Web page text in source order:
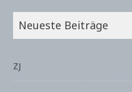
Neueste Beiträge
ZJ